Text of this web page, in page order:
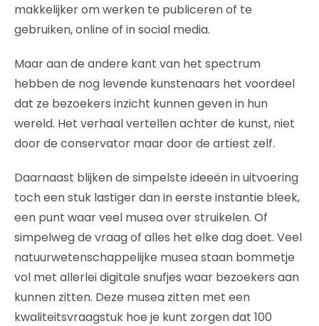
makkelijker om werken te publiceren of te
gebruiken, online of in social media.
Maar aan de andere kant van het spectrum
hebben de nog levende kunstenaars het voordeel
dat ze bezoekers inzicht kunnen geven in hun
wereld. Het verhaal vertellen achter de kunst, niet
door de conservator maar door de artiest zelf.
Daarnaast blijken de simpelste ideeën in uitvoering
toch een stuk lastiger dan in eerste instantie bleek,
een punt waar veel musea over struikelen. Of
simpelweg de vraag of alles het elke dag doet. Veel
natuurwetenschappelijke musea staan bommetje
vol met allerlei digitale snufjes waar bezoekers aan
kunnen zitten. Deze musea zitten met een
kwaliteitsvraagstuk hoe je kunt zorgen dat 100